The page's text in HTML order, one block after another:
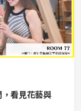
看見花藝與